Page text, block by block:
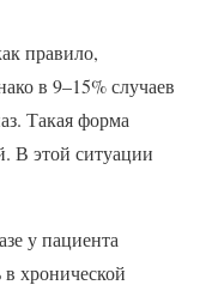
правило,
в 9–15% случаев
Такая форма
В этой ситуации
у пациента
в хронической